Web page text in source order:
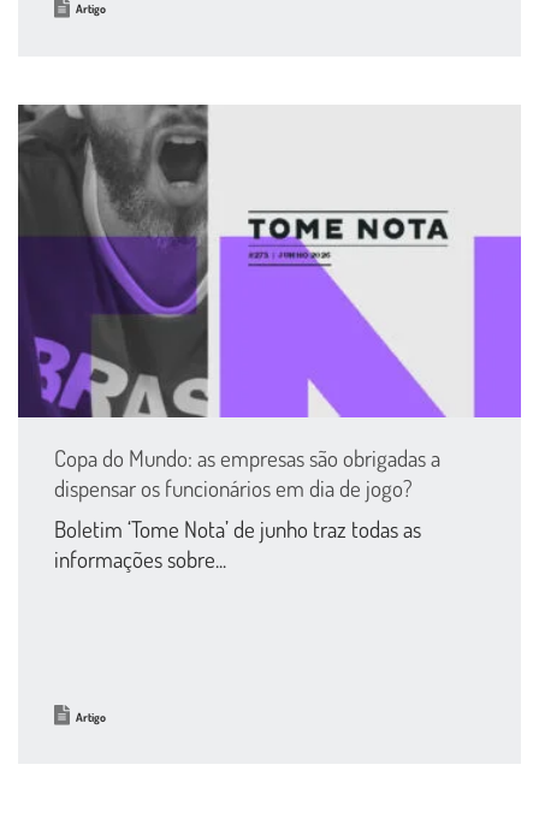
Artigo
Copa do Mundo: as empresas são obrigadas a
dispensar os funcionários em dia de jogo?
Boletim ‘Tome Nota’ de junho traz todas as
informações sobre...
Artigo